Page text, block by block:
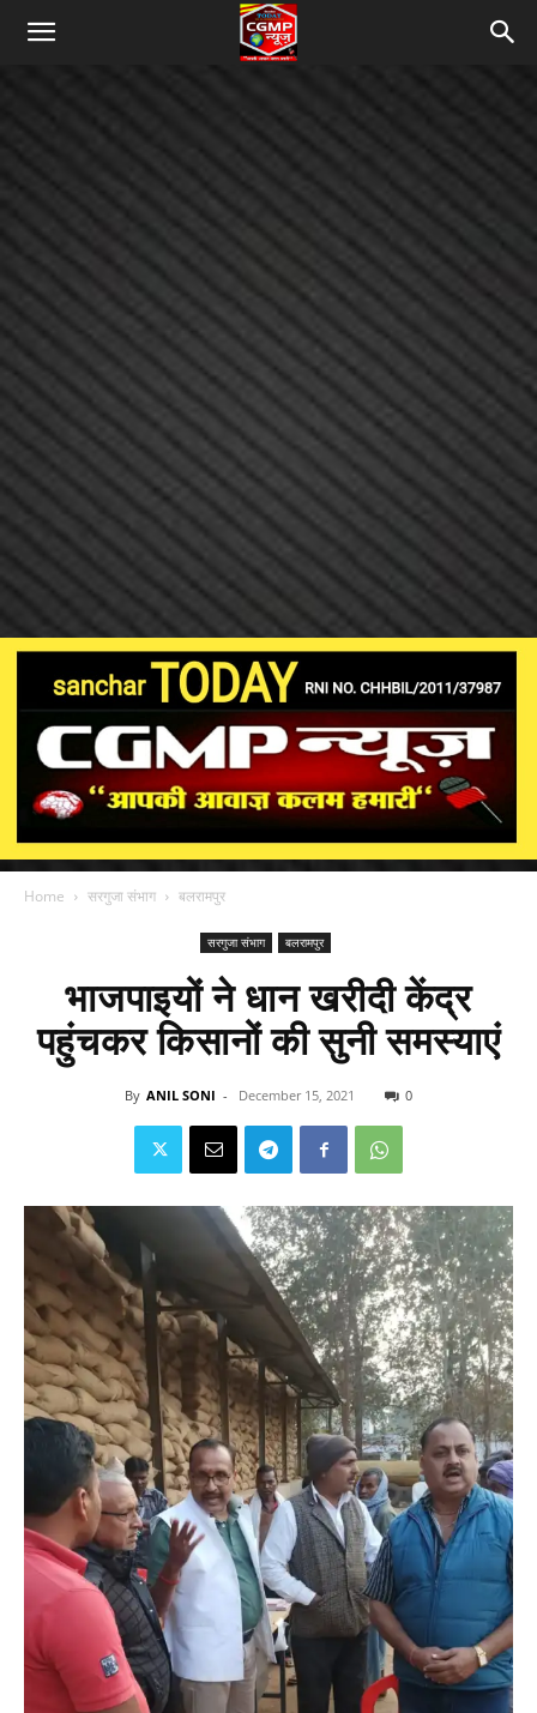
Home सरगुजा संभाग बलरामपुर
सरगुजा संभाग बलरामपुर
भाजपाइयों ने धान खरीदी केंद्र
पहुंचकर किसानों की सुनी समस्याएं
By ANIL SONI - December 15, 2021 0